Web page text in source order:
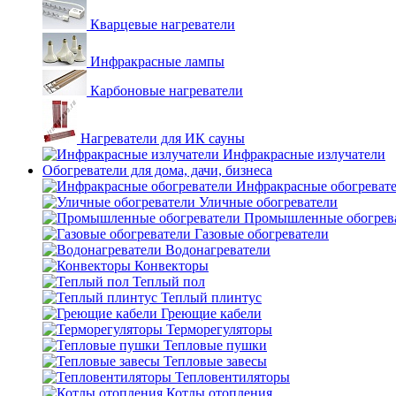
Кварцевые нагреватели
Инфракрасные лампы
Карбоновые нагреватели
Нагреватели для ИК сауны
Инфракрасные излучатели
Обогреватели для дома, дачи, бизнеса
Инфракрасные
Уличные обогреватели
Промышленные
Газовые обогреватели
Водонагреватели
Конвекторы
Теплый пол
Теплый плинтус
Греющие кабели
Терморегуляторы
Тепловые пушки
Тепловые завесы
Тепловентиляторы
Котлы отопления